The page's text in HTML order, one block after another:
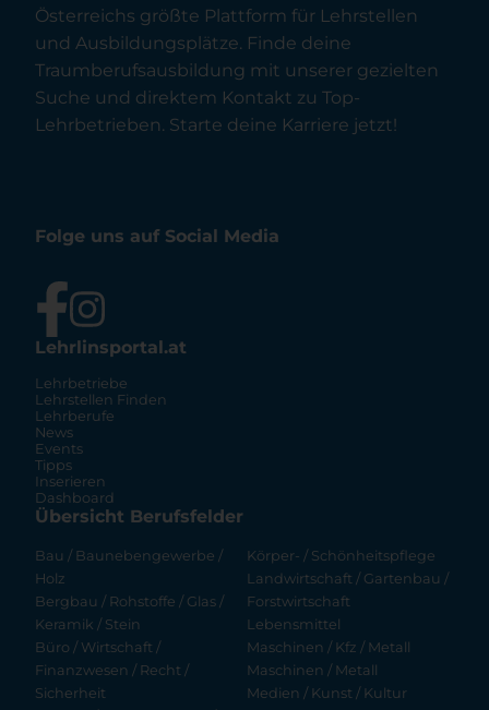
Österreichs größte Plattform für Lehrstellen
und Ausbildungsplätze. Finde deine
Traumberufsausbildung mit unserer gezielten
Suche und direktem Kontakt zu Top-
Lehrbetrieben. Starte deine Karriere jetzt!
Folge uns auf Social Media
Lehrlinsportal.at
Lehrbetriebe
Lehrstellen Finden
Lehrberufe
News
Events
Tipps
Inserieren
Dashboard
Übersicht Berufsfelder
Bau / Baunebengewerbe /
Holz
Bergbau / Rohstoffe / Glas /
Keramik / Stein
Büro / Wirtschaft /
Finanzwesen / Recht /
Sicherheit
Körper- / Schönheitspflege
Landwirtschaft / Gartenbau /
Forstwirtschaft
Lebensmittel
Maschinen / Kfz / Metall
Maschinen / Metall
Medien / Kunst / Kultur